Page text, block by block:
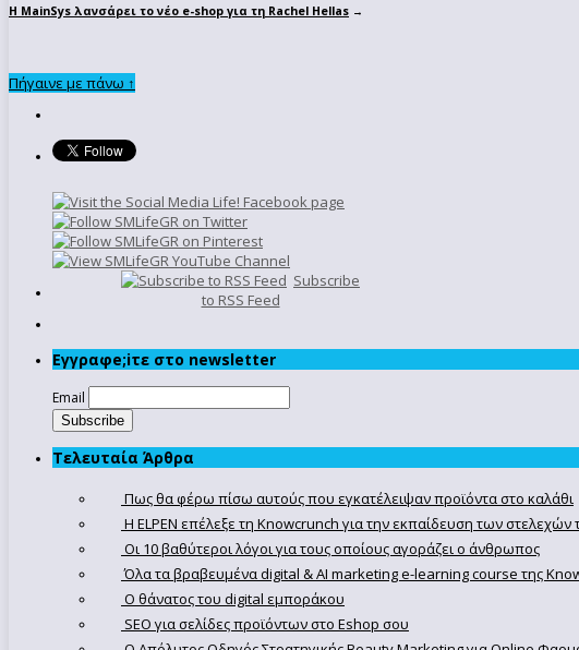
Η MainSys λανσάρει το νέο e-shop για τη Rachel Hellas →
Πήγαινε με πάνω ↑
Subscribe
to RSS Feed
Εγγραφe;iτε στο newsletter
Email
Τελευταία Άρθρα
Πως θα φέρω πίσω αυτούς που εγκατέλειψαν προϊόντα στο καλάθι
Η ELPEN επέλεξε τη Knowcrunch για την εκπαίδευση των
Οι 10 βαθύτεροι λόγοι για τους οποίους αγοράζει ο άνθρωπος
Όλα τα βραβευμένα digital & AI marketing e-learning course της
Ο θάνατος του digital εμποράκου
SEO για σελίδες προϊόντων στο Eshop σου